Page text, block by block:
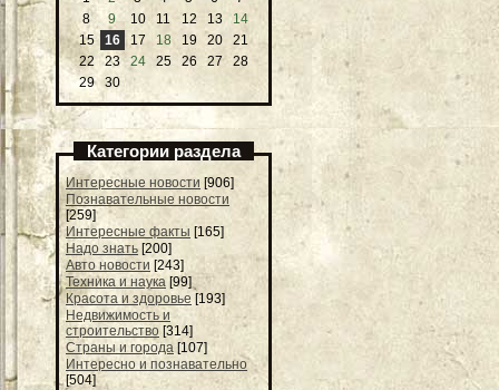
8
9 10 11 12 13
14
15
16 17 18 19 20
21
22
23 24 25 26 27
28
29
30
Категории раздела
Интересные новости [906]
Познавательные новости
[259]
Интересные факты [165]
Надо знать [200]
Авто новости [243]
Техника и наука [99]
Красота и здоровье [193]
Недвижимость и
строительство [314]
Страны и города [107]
Интересно и познавательно
[504]